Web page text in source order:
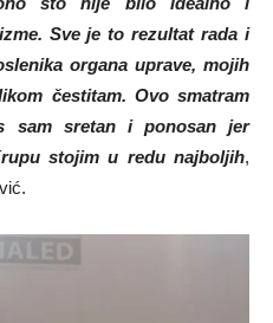
Sve je to rezultat rada i
organa uprave, mojih
čestitam. Ovo smatram
sam sretan i ponosan jer
stojim u redu najboljih,